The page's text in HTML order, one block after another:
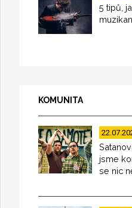
5 tipů,
KOMUNITA
jsme
se nic